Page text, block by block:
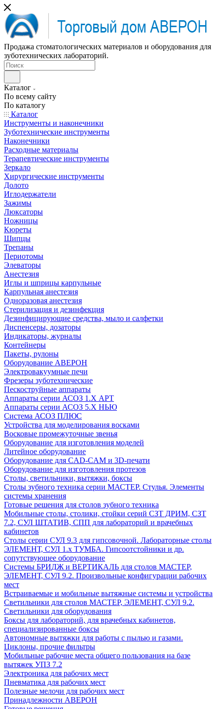
Продажа стоматологических материалов и оборудования для
зуботехнических лабораторий.
Каталог
По всему сайту
По каталогу
Каталог
Инструменты и наконечники
Зуботехнические инструменты
Наконечники
Расходные материалы
Терапевтические инструменты
Зеркало
Хирургические инструменты
Долото
Иглодержатели
Зажимы
Люксаторы
Ножницы
Кюреты
Шипцы
Трепаны
Периотомы
Элеваторы
Анестезия
Иглы и шприцы карпульные
Карпульная анестезия
Одноразовая анестезия
Стерилизация и дезинфекция
Дезинфицирующие средства, мыло и салфетки
Диспенсеры, дозаторы
Индикаторы, журналы
Контейнеры
Пакеты, рулоны
Оборудование АВЕРОН
Электровакуумные печи
Фрезеры зуботехнические
Пескоструйные аппараты
Аппараты серии АСОЗ 1.Х АРТ
Аппараты серии АСОЗ 5.Х НЬЮ
Система АСОЗ ПЛЮС
Устройства для моделирования восками
Восковые промежуточные звенья
Оборудование для изготовления моделей
Литейное оборудование
Оборудование для CAD-CAM и 3D-печати
Оборудование для изготовления протезов
Cтолы, светильники, вытяжки, боксы
Столы зубного техника серии МАСТЕР. Стулья. Элементы
системы хранения
Готовые решения для столов зубного техника
Мобильные столы, столики, стойки серий СЗТ ДРИМ, СЗТ
7.2, СУЛ ШТАТИВ, СПП для лабораторий и врачебных
кабинетов
Столы серии СУЛ 9.3 для гипсовочной. Лабораторные столы
ЭЛЕМЕНТ, СУЛ 1.х ТУМБА. Гипсоотстойники и др.
сопутствующее оборудование
Системы БРИДЖ и ВЕРТИКАЛЬ для столов МАСТЕР,
ЭЛЕМЕНТ, СУЛ 9.2. Произвольные конфигурации рабочих
мест
Встраиваемые и мобильные вытяжные системы и устройства
Светильники для столов МАСТЕР, ЭЛЕМЕНТ, СУЛ 9.2.
Светильники для оборудования
Боксы для лабораторий, для врачебных кабинетов,
специализированные боксы
Автономные вытяжки для работы с пылью и газами.
Циклоны, прочие фильтры
Мобильные рабочие места общего пользования на базе
вытяжек УПЗ 7.2
Электроника для рабочих мест
Пневматика для рабочих мест
Полезные мелочи для рабочих мест
Принадлежности АВЕРОН